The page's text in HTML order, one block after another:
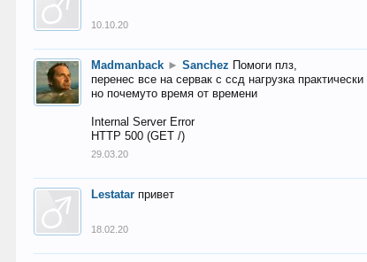
10.10.20
Madmanback ► Sanchez Помоги плз,
перенес все на сервак с ссд нагрузка
но почемуто время от времени
Internal Server Error
HTTP 500 (GET /)
29.03.20
Lestatar привет
18.02.20